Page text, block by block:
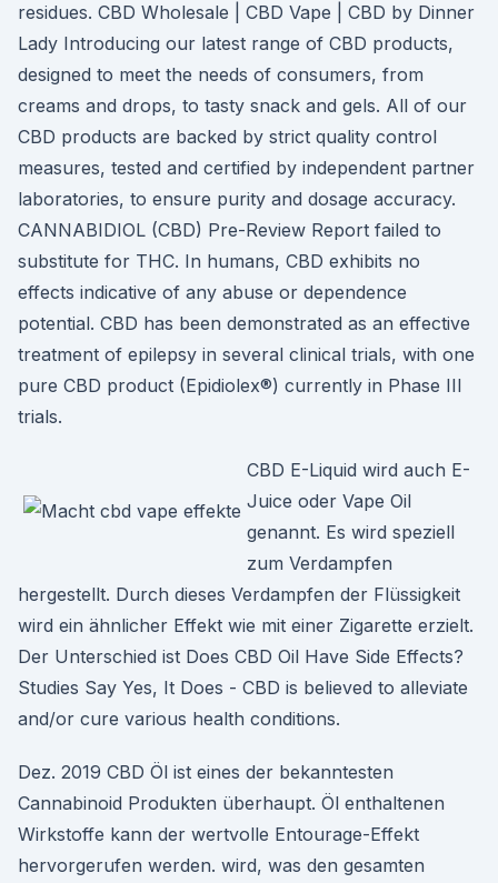
residues. CBD Wholesale | CBD Vape | CBD by Dinner
Lady Introducing our latest range of CBD products,
designed to meet the needs of consumers, from
creams and drops, to tasty snack and gels. All of our
CBD products are backed by strict quality control
measures, tested and certified by independent partner
laboratories, to ensure purity and dosage accuracy.
CANNABIDIOL (CBD) Pre-Review Report failed to
substitute for THC. In humans, CBD exhibits no
effects indicative of any abuse or dependence
potential. CBD has been demonstrated as an effective
treatment of epilepsy in several clinical trials, with one
pure CBD product (Epidiolex®) currently in Phase III
trials.
CBD E-Liquid wird auch E-
Juice oder Vape Oil
genannt. Es wird speziell
zum Verdampfen
hergestellt. Durch dieses Verdampfen der Flüssigkeit
wird ein ähnlicher Effekt wie mit einer Zigarette erzielt.
Der Unterschied ist Does CBD Oil Have Side Effects?
Studies Say Yes, It Does - CBD is believed to alleviate
and/or cure various health conditions.
Dez. 2019 CBD Öl ist eines der bekanntesten
Cannabinoid Produkten überhaupt. Öl enthaltenen
Wirkstoffe kann der wertvolle Entourage-Effekt
hervorgerufen werden. wird, was den gesamten